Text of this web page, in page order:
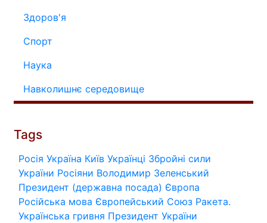
Здоров'я
Спорт
Наука
Навколишнє середовище
Tags
Росія Україна Київ Українці Збройні сили
України Росіяни Володимир Зеленський
Президент (державна посада) Європа
Російська мова Європейський Союз Ракета.
Українська гривня Президент України